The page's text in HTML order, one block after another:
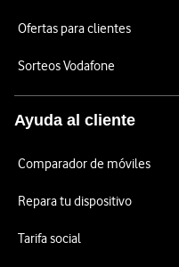
Ofertas para clientes
Sorteos Vodafone
Ayuda al cliente
Comparador de móviles
Repara tu dispositivo
Tarifa social